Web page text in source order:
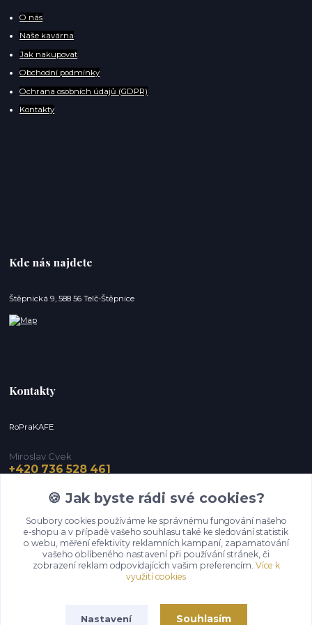
O nás
Naše kavárna
Jak nakupovat
Obchodní podmínky
Ochrana osobních údajů (GDPR)
Kontakty
Kde nás najdete
Štěpnická 9, 588 56 Telč-Štěpnice
Kontakty
RoPraKAFE
Miroslav Cvek
+420 736 528 461
Upravit sběr cookies.
🍪 Jak byste rádi své cookies?
Soubory cookies používáme ke správnému fungování našeho
e-shopu a v případě vašeho souhlasu také ke sledování statistik
o webu, měření efektivity reklamních kampaní, zapamatování
vašeho oblíbeného nastavení při používání stránek, či
zobrazení reklam odpovídajících vašim preferencím. Více k
využití cookies
Nastavení Souhlasím